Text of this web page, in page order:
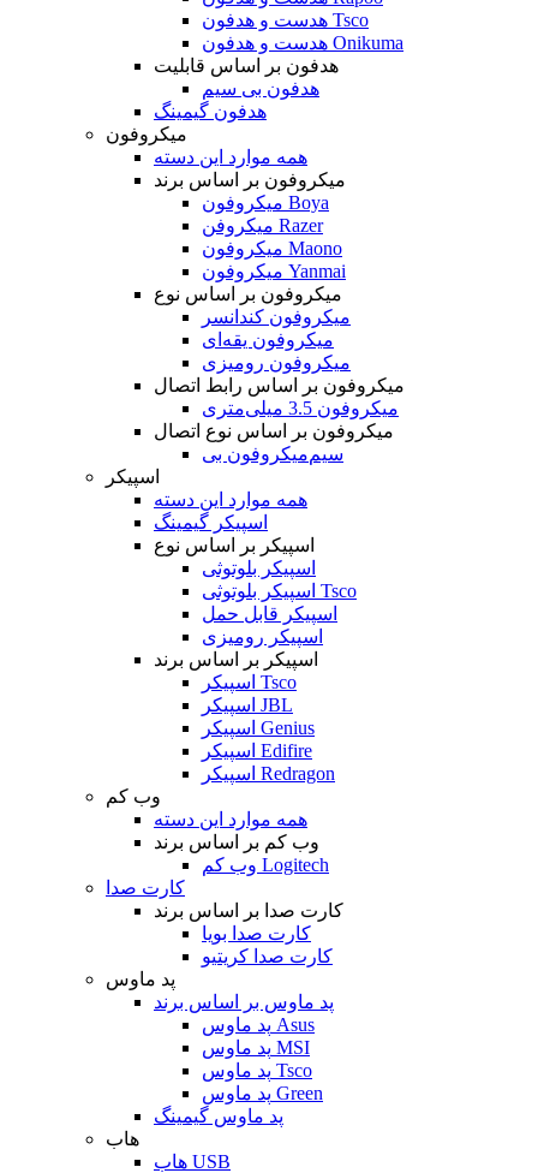
هدست و هدفون Tsco
هدست و هدفون Onikuma
هدفون بر اساس قابلیت
هدفون بی سیم
هدفون گیمینگ
میکروفون
همه موارد این دسته
میکروفون بر اساس برند
میکروفون Boya
میکروفن Razer
میکروفون Maono
میکروفون Yanmai
میکروفون بر اساس نوع
میکروفون کندانسر
میکروفون یقه‌ای
میکروفون رومیزی
میکروفون بر اساس رابط اتصال
میکروفون 3.5 میلی‌متری
میکروفون بر اساس نوع اتصال
میکروفون بی‌‎سیم
اسپیکر
همه موارد این دسته
اسپیکر گیمینگ
اسپیکر بر اساس نوع
اسپیکر بلوتوثی
اسپیکر بلوتوثی Tsco
اسپیکر قابل حمل
اسپیکر رومیزی
اسپیکر بر اساس برند
اسپیکر Tsco
اسپیکر JBL
اسپیکر Genius
اسپیکر Edifire
اسپیکر Redragon
وب کم
همه موارد این دسته
وب کم بر اساس برند
وب کم Logitech
کارت صدا
کارت صدا بر اساس برند
کارت صدا بویا
کارت صدا کریتیو
پد ماوس
پد ماوس بر اساس برند
پد ماوس Asus
پد ماوس MSI
پد ماوس Tsco
پد ماوس Green
پد ماوس گیمینگ
هاب
هاب USB